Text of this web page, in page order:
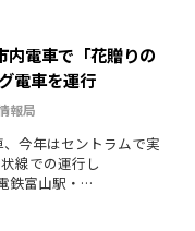
内電車で「花贈りの
電車を運行
報局
今年はセントラムで実
線での運行し
鉄富山駅・…